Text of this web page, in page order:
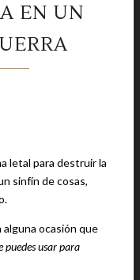
EN UN
letal para destruir la
sinfín de cosas,
ocasión que
puedes usar para